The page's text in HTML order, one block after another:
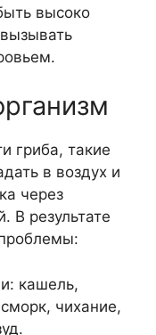
высоко
гриба, такие
в воздух и
через
В результате
кашель,
чихание,